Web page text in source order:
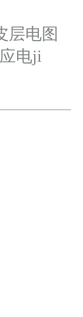
层电图
电ji